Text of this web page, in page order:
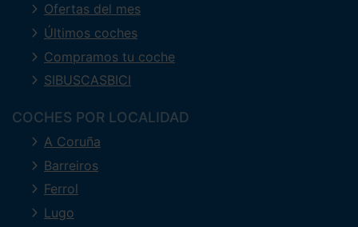
Ofertas del mes
Últimos coches
Compramos tu coche
SIBUSCASBICI
COCHES POR LOCALIDAD
A Coruña
Barreiros
Ferrol
Lugo